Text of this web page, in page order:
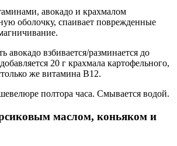
авокадо и крахмалом
оболочку, спаивает поврежденные
авокадо взбивается/разминается до
20 г крахмала картофельного,
же витамина В12.
полтора часа. Смывается водой.
маслом, коньяком и